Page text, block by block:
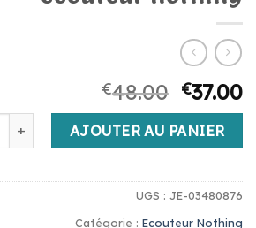
€48.00 €37.00
de ecouteur nothing
AJOUTER AU PANIER
UGS : JE-03480876
Catégorie : Ecouteur Nothing